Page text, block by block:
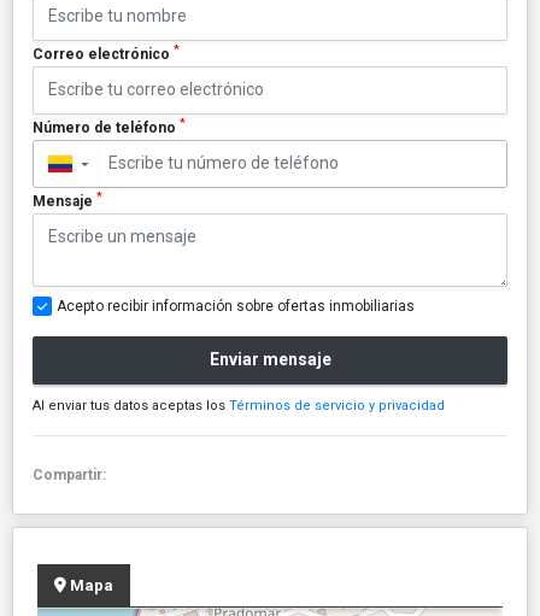
Correo electrónico *
Número de teléfono *
▼
Mensaje *
Acepto recibir información sobre ofertas inmobiliarias
Enviar mensaje
Al enviar tus datos aceptas los Términos de servicio y privacidad
Compartir:
Mapa